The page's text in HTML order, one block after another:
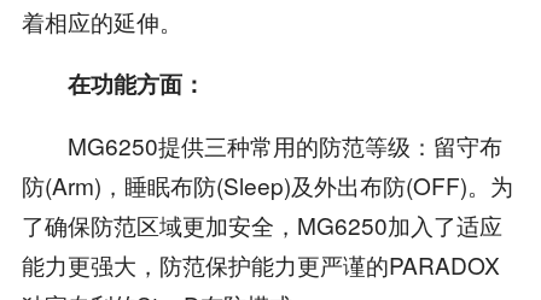
着相应的延伸。
在功能方面：
MG6250提供三种常用的防范等级：留守布
防(Arm)，睡眠布防(Sleep)及外出布防(OFF)。为
了确保防范区域更加安全，MG6250加入了适应
能力更强大，防范保护能力更严谨的PARADOX